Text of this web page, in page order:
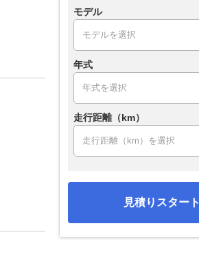
モデル
年式
走行距離（km）
見積りスタート